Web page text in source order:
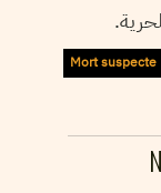
Mort suspecte